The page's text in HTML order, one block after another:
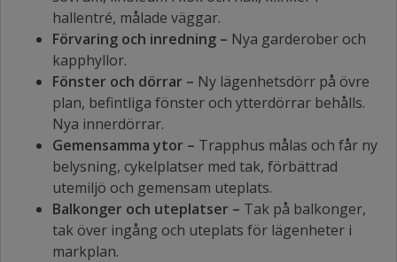
hallentré, målade väggar.
Förvaring och inredning – Nya garderober och
kapphyllor.
Fönster och dörrar – Ny lägenhetsdörr på övre
plan, befintliga fönster och ytterdörrar behålls.
Nya innerdörrar.
Gemensamma ytor – Trapphus målas och får ny
belysning, cykelplatser med tak, förbättrad
utemiljö och gemensam uteplats.
Balkonger och uteplatser – Tak på balkonger,
tak över ingång och uteplats för lägenheter i
markplan.